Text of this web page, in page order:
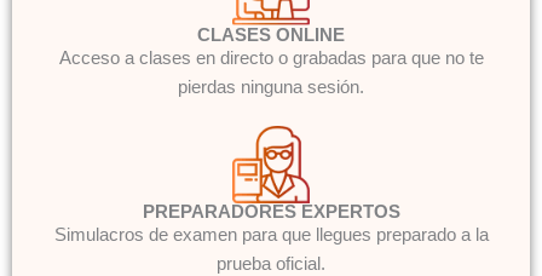
CLASES ONLINE
Acceso a clases en directo o grabadas para que no te
pierdas ninguna sesión.
PREPARADORES EXPERTOS
Simulacros de examen para que llegues preparado a la
prueba oficial.